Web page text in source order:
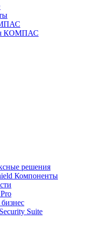
КОМПАС
решения
Компоненты
Suite